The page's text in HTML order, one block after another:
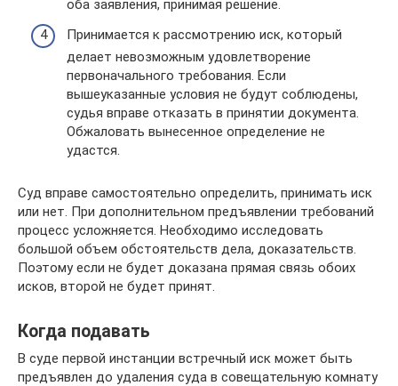
оба заявления, принимая решение.
Принимается к рассмотрению иск, который
делает невозможным удовлетворение
первоначального требования. Если
вышеуказанные условия не будут соблюдены,
судья вправе отказать в принятии документа.
Обжаловать вынесенное определение не
удастся.
Суд вправе самостоятельно определить, принимать иск
или нет. При дополнительном предъявлении требований
процесс усложняется. Необходимо исследовать
большой объем обстоятельств дела, доказательств.
Поэтому если не будет доказана прямая связь обоих
исков, второй не будет принят.
Когда подавать
В суде первой инстанции встречный иск может быть
предъявлен до удаления суда в совещательную комнату